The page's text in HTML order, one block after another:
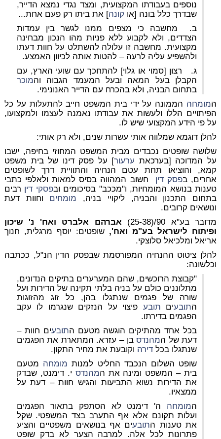
נוספים בעבודתו המקצועית, ומצד נגדי נמצא הדייר,
שבדרך כלל בונה [או קונה] את ביתו רק פעם אחת...
ב. מחשבה כי מצפים ממנו לגשר בין עמדות
הצדדים, ולא לקבוע ללא פניות מהו הנכון מבחינה
מקצועית. מחשבה זו עלולה להשתלט על חוות דעתו
ולהשפיע עליה לרעה – להטות אותה לכיוון האמצע.
ג. רצון [סמוי או גלוי] להתחכך עם שועי הארץ, עם
הקבלן בעל המאה ובעל המעמד הגבוה והמוכר
בתחום הבניה, ולא בהכרח עם הדייר האנונימי.
המומחה הממונה על ידי בית המשפט חייב להתעלות על כל
הפיתויים הללו ולעשות את עבודתו נאמנה לעצמו ולמקצועו,
על פי הידע המקצועי שיש לו.
להלן דוגמא שמלווה אותי עשרות שנים, ולא רק אותי:
שלושה שופטים נכבדים מבית המשפט המחוזי בחיפה, ישבו
על המדוכה [בערכאת ערעור] על פסק דינו של בית משפט
קמא, והוציאו תחת עטם הנחיה והתוויית דרך לשופטים
אחרים, בפסק דין
חשוב המהווה בסיס למאות ולאלפי כתבי
טענות בנושא המומחיות, ו"מככב" בסיכומים ובפסקי דין רבים
בתחום התכנון והבניה, ליקויי בניה, מומחים וחוות דעת
ונושאים קרובים.
מדובר בע"א 90/(25-38)
אברהם אלברט ואח' נ' שיכון
ופיתוח לישראל בע"מ ואח', שופטים: יוסף מרגלית, חנוך
אריאל ומלכיאל סלוצקי.
להלן ציטוט ההנחיה המפורסמת שבפסק הדין הנ"ל, ככתבה
וכלשונה:
"קבוצת הרוכשים, שהם המערערים בתיקים הנדונים,
מתלוננים כולם על בניה בלתי תקינה של הדירות ועל
שורה של פגמים שנתגלו בהן, כל זוג מהזוגות
התובעים תובע פיצוי על הנזקים שנגרמו לו עקב
הפגמים בדירתו.
בכל אחד מהתיקים הוגשה מטעם התובעים חוות –
דעת של המהנדסבן – עזרא. המתארת את הפגמים
שנתגלו בכל דירה וקובעת את מחיר התקון.
שופט השלום הנכבד החליט למנות מומחה מטעם
בית – המשפט ומינה את המהנדס י. דימנט, שבדק
את הדירות נשוא התביעות והגיש חוות – דעת על
ממצאיו.
המומחה ה' דימנט לא הסתפק בתאור הפגמים
ועלות תקונם אלא אף התערב בצד המשפטי. שקל
את טענות התובעים אף בנושאים משפטיים והציע
פתרונות לכל אלה. למרבה הצער לא בדק שופט